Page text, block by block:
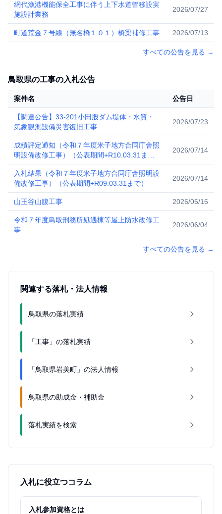
網代漁港機能保全工事に伴う上下水道管移設実
施設計業務
2026/07/27
町道荒金７号線（無名橋１０１）橋梁補修工事 2026/07/13
すべての公告を見る →
鳥取県の工事の入札公告
案件名 公告日
【調達公告】33-201小田股ダム堤体・水質・
気象観測設備災害復旧工事
2026/07/23
成績評定通知（令和７年度米子地方合同庁舎照
明設備改修工事）（公表期間+R10.03.31ま
で）.pdf
2026/07/14
入札結果（令和７年度米子地方合同庁舎照明設
備改修工事）（公表期間+R09.03.31まで）
2026/07/14
山王谷山腹工事 2026/06/16
令和７年度鳥取刑務所処遇棟等屋上防水改修工
事
2026/06/04
すべての公告を見る →
関連する落札・法人情報
鳥取県の落札実績
「工事」の落札実績
「鳥取県岩美町」の法人情報
鳥取県の助成金・補助金
落札実績を検索
入札に役立つコラム
入札参加資格とは